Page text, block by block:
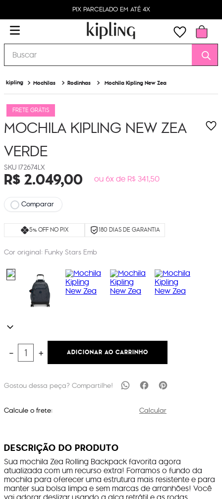
PIX PARCELADO EM ATÉ 4X
Buscar
Mochilas Rodinhas Mochila Kipling New Zea
FRETE GRÁTIS
MOCHILA KIPLING NEW ZEA
VERDE
I72674LX
R$2.049,00 ou 6x de R$ 341,50
Comparar
5% OFF NO PIX 180 DIAS DE GARANTIA
Cor original: Funky Stars Emb
＋
－ ADICIONAR AO CARRINHO
Calcule o frete: Calcular
DESCRIÇÃO DO PRODUTO
Sua mochila Zea Rolling Backpack favorita agora
atualizada com um recurso extra! Forramos o fundo da
mochila para oferecer uma estrutura mais resistente e para
manter sua bolsa limpa e sem marcas de arranhões! Você